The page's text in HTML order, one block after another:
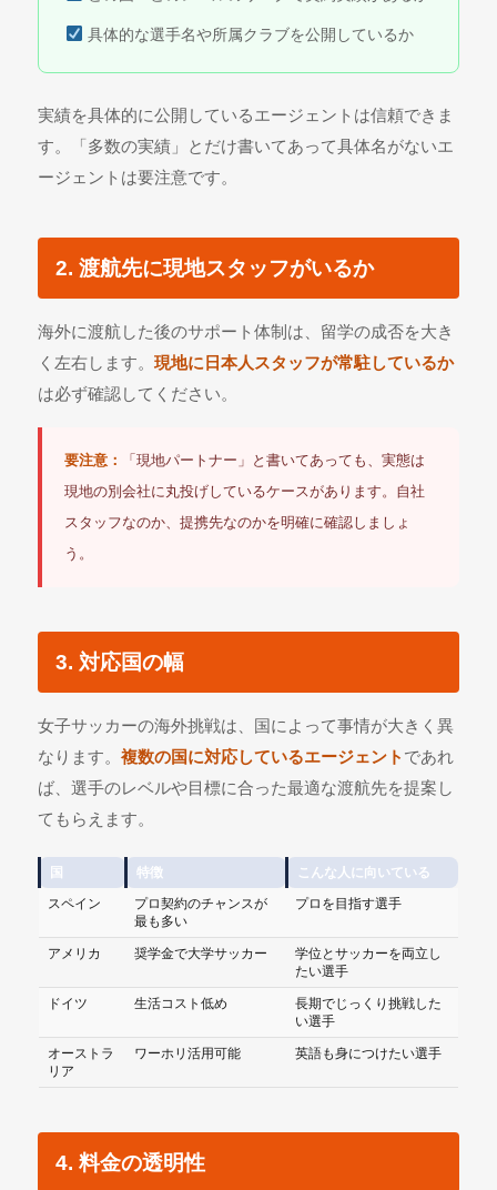
具体的な選手名や所属クラブを公開しているか
実績を具体的に公開しているエージェントは信頼できま
す。「多数の実績」とだけ書いてあって具体名がないエ
ージェントは要注意です。
2. 渡航先に現地スタッフがいるか
海外に渡航した後のサポート体制は、留学の成否を大き
く左右します。現地に日本人スタッフが常駐しているか
は必ず確認してください。
要注意：
「現地パートナー」と書いてあっても、実態は
現地の別会社に丸投げしているケースがあります。自社
スタッフなのか、提携先なのかを明確に確認しましょ
う。
3. 対応国の幅
女子サッカーの海外挑戦は、国によって事情が大きく異
なります。複数の国に対応しているエージェント であれ
ば、選手のレベルや目標に合った最適な渡航先を提案し
てもらえます。
国 特徴
こんな人に向いている
スペイン
プロ契約のチャンスが
最も多い
プロを目指す選手
アメリカ 奨学金で大学サッカー
学位とサッカーを両立し
たい選手
ドイツ 生活コスト低め
長期でじっくり挑戦した
い選手
オーストラ
リア
ワーホリ活用可能 英語も身につけたい選手
4. 料金の透明性